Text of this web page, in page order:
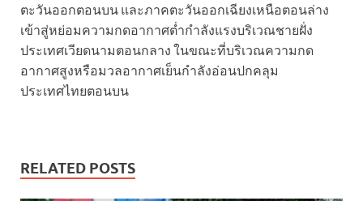
ตะวันออกตอนบน และภาคตะวันออกเฉียงเหนือตอนล่าง
เข้าสู่หย่อมความกดอากาศต่ำกำลังแรงบริเวณชายฝั่ง
ประเทศเวียดนามตอนกลาง ในขณะที่บริเวณความกด
อากาศสูงหรือมวลอากาศเย็นกำลังอ่อนปกคลุม
ประเทศไทยตอนบน
RELATED POSTS